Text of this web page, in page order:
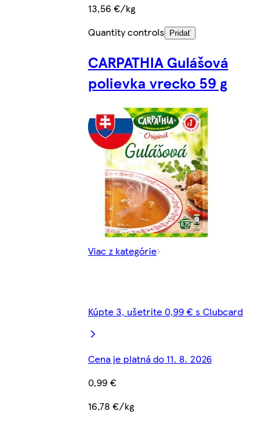
13,56 €/kg
Quantity controls
Pridať
CARPATHIA Gulášová
polievka vrecko 59 g
Viac z kategórie
Kúpte 3, ušetrite 0,99 € s Clubcard
Cena je platná do 11. 8. 2026
0,99 €
16,78 €/kg